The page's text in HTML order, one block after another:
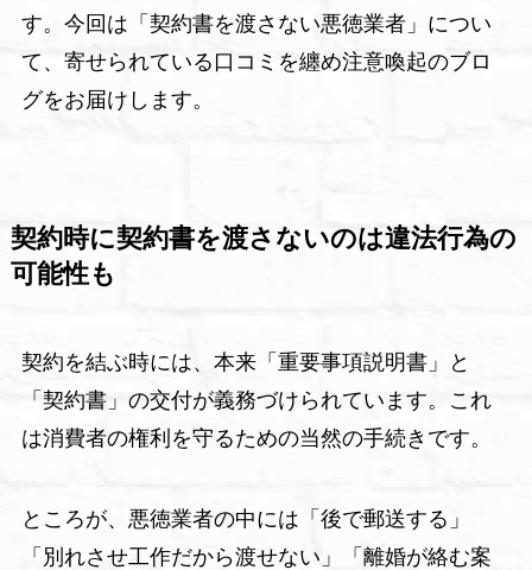
す。今回は「契約書を渡さない悪徳業者」につい
て、寄せられている口コミを纏め注意喚起のブロ
グをお届けします。
契約時に契約書を渡さないのは違法行為の
可能性も
契約を結ぶ時には、本来「重要事項説明書」と
「契約書」の交付が義務づけられています。これ
は消費者の権利を守るための当然の手続きです。
ところが、悪徳業者の中には「後で郵送する」
「別れさせ工作だから渡せない」「離婚が絡む案